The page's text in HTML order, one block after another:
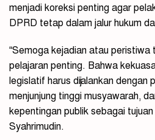
menjadi koreksi penting agar
DPRD tetap dalam jalur hukum
“Semoga kejadian atau
pelajaran penting. Bahwa
legislatif harus dijalankan dengan
menjunjung tinggi musyawarah,
kepentingan publik sebagai
Syahrimudin.